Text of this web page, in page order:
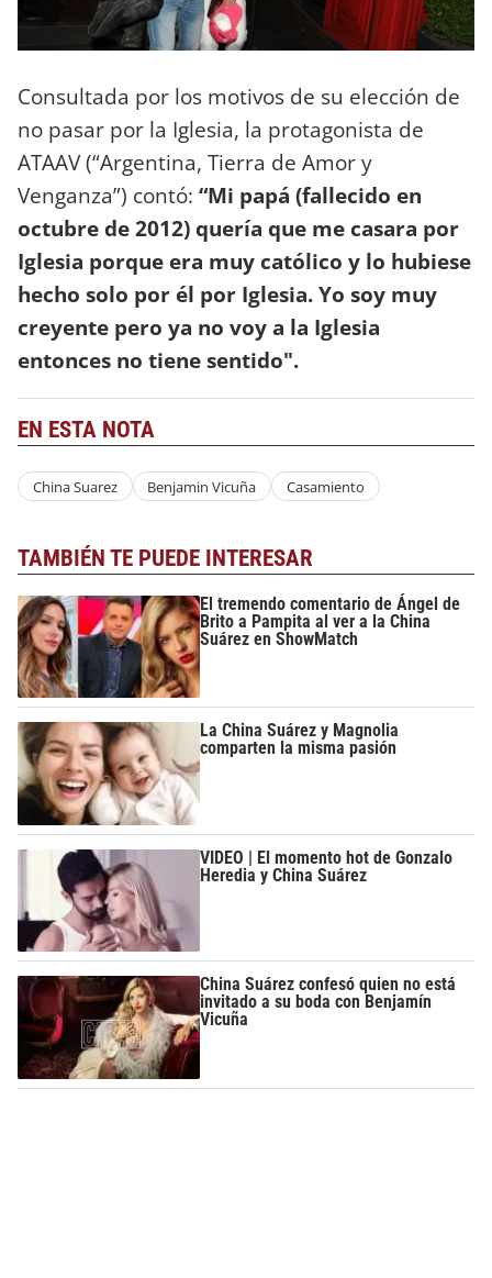
Consultada por los motivos de su elección de
no pasar por la Iglesia, la protagonista de
ATAAV (“Argentina, Tierra de Amor y
Venganza”) contó: “Mi papá (fallecido en
octubre de 2012) quería que me casara por
Iglesia porque era muy católico y lo hubiese
hecho solo por él por Iglesia. Yo soy muy
creyente pero ya no voy a la Iglesia
entonces no tiene sentido".
EN ESTA NOTA
China Suarez Benjamin Vicuña Casamiento
TAMBIÉN TE PUEDE INTERESAR
El tremendo comentario de Ángel de
Brito a Pampita al ver a la China
Suárez en ShowMatch
La China Suárez y Magnolia
comparten la misma pasión
VIDEO | El momento hot de Gonzalo
Heredia y China Suárez
China Suárez confesó quien no está
invitado a su boda con Benjamín
Vicuña